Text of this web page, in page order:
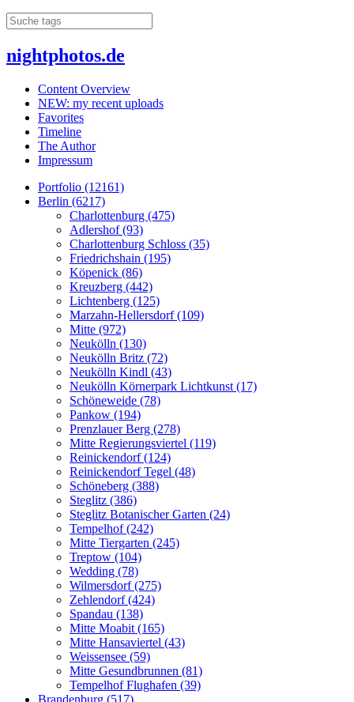
nightphotos.de
Content Overview
NEW: my recent uploads
Favorites
Timeline
The Author
Impressum
Portfolio (12161)
Berlin (6217)
Charlottenburg (475)
Adlershof (93)
Charlottenburg Schloss (35)
Friedrichshain (195)
Köpenick (86)
Kreuzberg (442)
Lichtenberg (125)
Marzahn-Hellersdorf (109)
Mitte (972)
Neukölln (130)
Neukölln Britz (72)
Neukölln Kindl (43)
Neukölln Körnerpark Lichtkunst (17)
Schöneweide (78)
Pankow (194)
Prenzlauer Berg (278)
Mitte Regierungsviertel (119)
Reinickendorf (124)
Reinickendorf Tegel (48)
Schöneberg (388)
Steglitz (386)
Steglitz Botanischer Garten (24)
Tempelhof (242)
Mitte Tiergarten (245)
Treptow (104)
Wedding (78)
Wilmersdorf (275)
Zehlendorf (424)
Spandau (138)
Mitte Moabit (165)
Mitte Hansaviertel (43)
Weissensee (59)
Mitte Gesundbrunnen (81)
Tempelhof Flughafen (39)
Brandenburg (517)